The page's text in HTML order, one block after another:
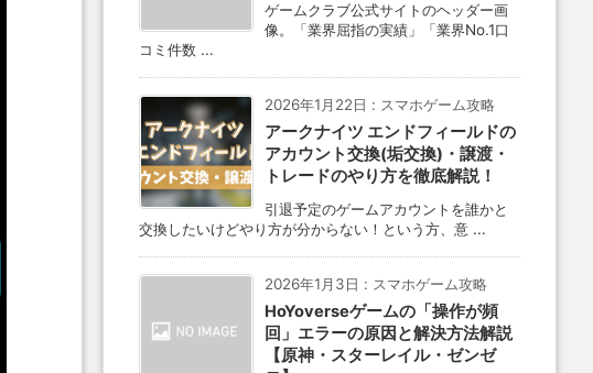
ゲームクラブ公式サイトのヘッダー画
像。「業界屈指の実績」「業界No.1口
コミ件数 ...
2026年1月22日 : スマホゲーム攻略
アークナイツ エンドフィールドの
アカウント交換(垢交換)・譲渡・
トレードのやり方を徹底解説！
引退予定のゲームアカウントを誰かと
交換したいけどやり方が分からない！という方、意 ...
2026年1月3日 : スマホゲーム攻略
HoYoverseゲームの「操作が頻
回」エラーの原因と解決方法解説
【原神・スターレイル・ゼンゼ